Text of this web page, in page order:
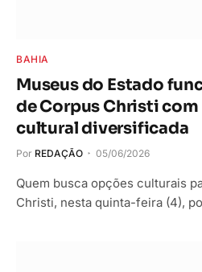
BAHIA
Museus do Estado
de Corpus Christi
cultural diversificada
Por REDAÇÃO 05/06/2026
Quem busca opções culturais
Christi, nesta quinta-feira (4),